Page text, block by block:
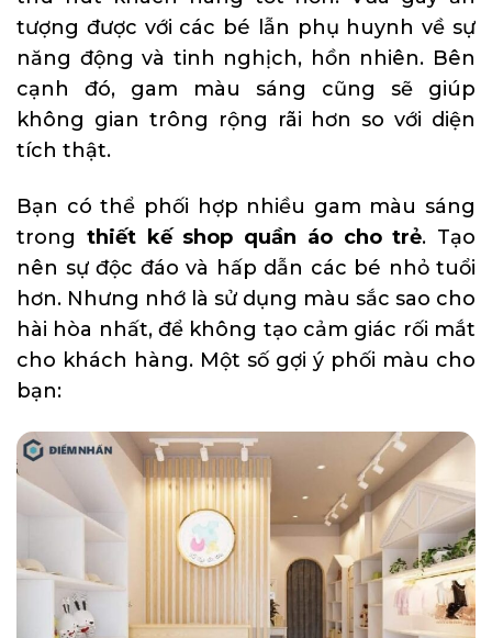
tượng được với các bé lẫn phụ huynh về sự
năng động và tinh nghịch, hồn nhiên. Bên
cạnh đó, gam màu sáng cũng sẽ giúp
không gian trông rộng rãi hơn so với diện
tích thật.
Bạn có thể phối hợp nhiều gam màu sáng
trong thiết kế shop quần áo cho trẻ. Tạo
nên sự độc đáo và hấp dẫn các bé nhỏ tuổi
hơn. Nhưng nhớ là sử dụng màu sắc sao cho
hài hòa nhất, để không tạo cảm giác rối mắt
cho khách hàng. Một số gợi ý phối màu cho
bạn: